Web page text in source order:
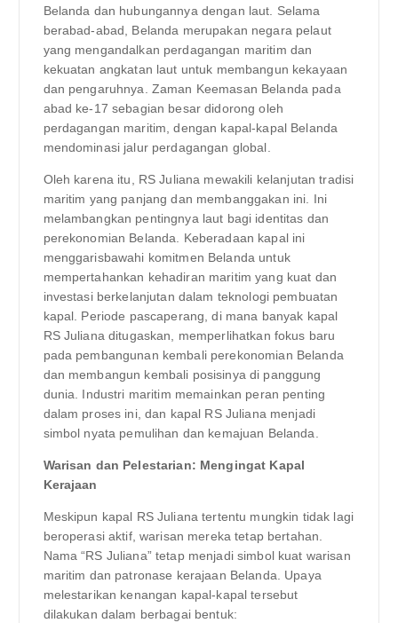
Belanda dan hubungannya dengan laut. Selama
berabad-abad, Belanda merupakan negara pelaut
yang mengandalkan perdagangan maritim dan
kekuatan angkatan laut untuk membangun kekayaan
dan pengaruhnya. Zaman Keemasan Belanda pada
abad ke-17 sebagian besar didorong oleh
perdagangan maritim, dengan kapal-kapal Belanda
mendominasi jalur perdagangan global.
Oleh karena itu, RS Juliana mewakili kelanjutan tradisi
maritim yang panjang dan membanggakan ini. Ini
melambangkan pentingnya laut bagi identitas dan
perekonomian Belanda. Keberadaan kapal ini
menggarisbawahi komitmen Belanda untuk
mempertahankan kehadiran maritim yang kuat dan
investasi berkelanjutan dalam teknologi pembuatan
kapal. Periode pascaperang, di mana banyak kapal
RS Juliana ditugaskan, memperlihatkan fokus baru
pada pembangunan kembali perekonomian Belanda
dan membangun kembali posisinya di panggung
dunia. Industri maritim memainkan peran penting
dalam proses ini, dan kapal RS Juliana menjadi
simbol nyata pemulihan dan kemajuan Belanda.
Warisan dan Pelestarian: Mengingat Kapal
Kerajaan
Meskipun kapal RS Juliana tertentu mungkin tidak lagi
beroperasi aktif, warisan mereka tetap bertahan.
Nama “RS Juliana” tetap menjadi simbol kuat warisan
maritim dan patronase kerajaan Belanda. Upaya
melestarikan kenangan kapal-kapal tersebut
dilakukan dalam berbagai bentuk: